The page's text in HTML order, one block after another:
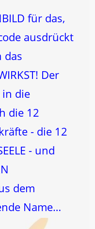
für das,
ausdrückt
das
Der
in die
die 12
- die 12
- und
dem
Name…